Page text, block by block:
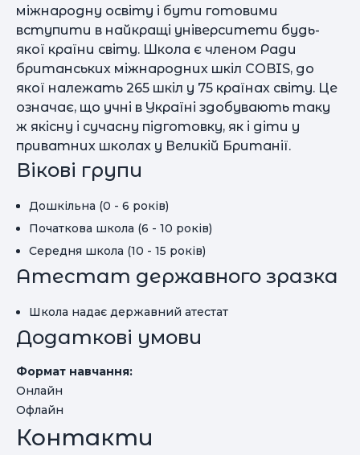
міжнародну освіту і бути готовими
вступити в найкращі університети будь-
якої країни світу. Школа є членом Ради
британських міжнародних шкіл COBIS, до
якої належать 265 шкіл у 75 країнах світу. Це
означає, що учні в Україні здобувають таку
ж якісну і сучасну підготовку, як і діти у
приватних школах у Великій Британії.
Вікові групи
Дошкільна (0 - 6 років)
Початкова школа (6 - 10 років)
Середня школа (10 - 15 років)
Атестат державного зразка
Школа надає державний атестат
Додаткові умови
Формат навчання:
Онлайн
Офлайн
Контакти